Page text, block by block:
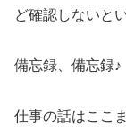
ど確認しないと
備忘録、備忘録♪
仕事の話はここま